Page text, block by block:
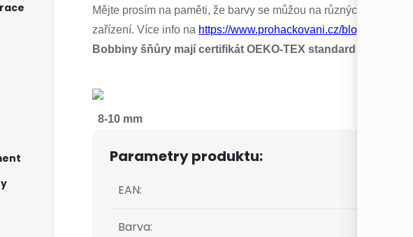
Mějte prosím na paměti, že barvy se můžou na různých
zařízení. Více info na https://www.prohackovani.cz/blog/ach-ty-
Bobbiny šňůry mají certifikát OEKO-TEX standard 100 a
8-10 mm
Parametry produktu:
EAN:
Barva: